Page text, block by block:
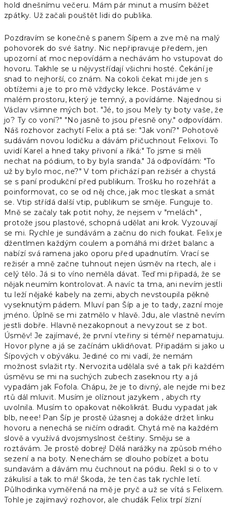
hold dnešnímu večeru. Mám pár minut a musím běžet
zpátky. Už začali pouštět lidi do publika.
Pozdravím se konečně s panem Šípem a zve mě na malý
pohovorek do své šatny. Nic nepřipravuje předem, jen
upozorní ať moc nepovídám a nechávám ho vstupovat do
hovoru. Takhle se u nějvystřídají všichni hosté. Čekání je
snad to nejhorší, co znám. Na cokoli čekat mi jde jen s
obtížemi a je to pro mě vždycky lekce. Postáváme v
malém prostoru, který je temný, a povídáme. Najednou si
Václav všimne mých bot. "Jé, to jsou Mely ty boty vaše, že
jo? Ty co voní?" "No jasně to jsou přesně ony." odpovídám.
Náš rozhovor zachytí Felix a ptá se: "Jak voní?" Pohotově
sudávám novou lodičku a dávám přičuchnout Felixovi. To
uvidí Karel a hned taky přivoní a říká:" To jsme si měli
nechat na pódium, to by byla sranda." Já odpovídám: "To
už by bylo moc, ne?" V tom přichází pan režisér a chystá
se s paní produkční před publikum. Trošku ho rozehřát a
poinformovat, co se od něj chce, jak moc tleskat a smát
se. Vtip střídá další vtip, publikum se směje. Funguje to.
Mně se začaly tak potit nohy, že nejsem v "melách" ,
protože jsou plastové, schopná udělat ani krok. Vyzouvají
se mi. Rychle je sundávám a začnu do nich foukat. Felix je
džentlmen každým coulem a pomáhá mi držet balanc a
nabízí svá ramena jako oporu před upadnutím. Vrací se
režisér a mně začne tuhnout nejen úsměv na rtech, ale i
celý tělo. Já si to víno neměla dávat. Teď mi připadá, že se
nějak neumím kontrolovat. A navíc ta tma, ani nevím jestli
tu leží nějaké kabely na zemi, abych nevstoupila pěkně
vyseknutým pádem. Mluví pan Šíp a je to tady, zazní moje
jméno. Úplně se mi zatmělo v hlavě. Jdu, ale vlastně nevím
jestli dobře. Hlavně nezakopnout a nevyzout se z bot.
Úsměv! Je zajímavé, že první vteřiny si téměř nepamatuju.
Hovor plyne a já se začínám uklidňovat. Připadám si jako u
Šípových v obýváku. Jediné co mi vadí, že nemám
možnost svlažit rty. Nervozita udělala své a tak při každém
úsměvu se mi na suchých zubech zaseknou rty a já
vypadám jak Fofola. Chápu, že je to divný, ale nejde mi bez
rtů dál mluvit. Musím je olíznout jazykem , abych rty
uvolnila. Musím to opakovat několikrát. Budu vypadat jak
blb, neee! Pan Šíp je prostě úžasnej a dokáže držet linku
hovoru a nenechá se ničím odradit. Chytá mě na každém
slově a využívá dvojsmyslnost češtiny. Směju se a
roztávám. Je prostě dobrej! Dělá narážky na způsob mého
sezení a na boty. Nenechám se dlouho pobízet a botu
sundavám a dávám mu čuchnout na pódiu. Řekl si o to v
zákulisí a tak to má! Škoda, že ten čas tak rychle letí.
Půlhodinka vyměřená na mě je pryč a už se vítá s Felixem.
Tohle je zajímavý rozhovor, ale chudák Felix trpí žízní